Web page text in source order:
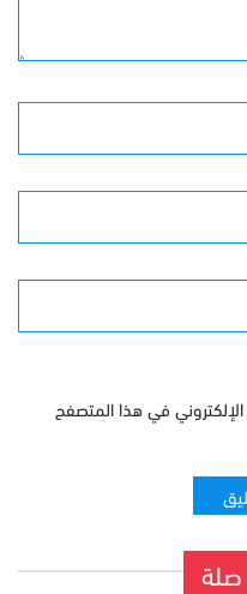
في هذا المتصفح
صلة